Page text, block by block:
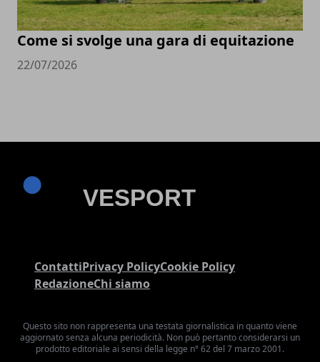
Come si svolge una gara di equitazione
22/07/2026
ContattiPrivacy PolicyCookie Policy
RedazioneChi siamo
Questo sito non rappresenta una testata giornalistica in quanto viene
aggiornato senza alcuna periodicità. Non può pertanto considerarsi un
prodotto editoriale ai sensi della legge n° 62 del 7 marzo 2001.